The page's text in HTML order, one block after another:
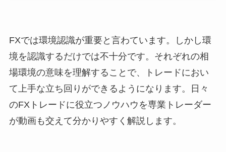
FXでは環境認識が重要と言わています。しかし環
境を認識するだけでは不十分です。それぞれの相
場環境の意味を理解することで、トレードにおい
て上手な立ち回りができるようになります。日々
のFXトレードに役立つノウハウを専業トレーダー
が動画も交えて分かりやすく解説します。